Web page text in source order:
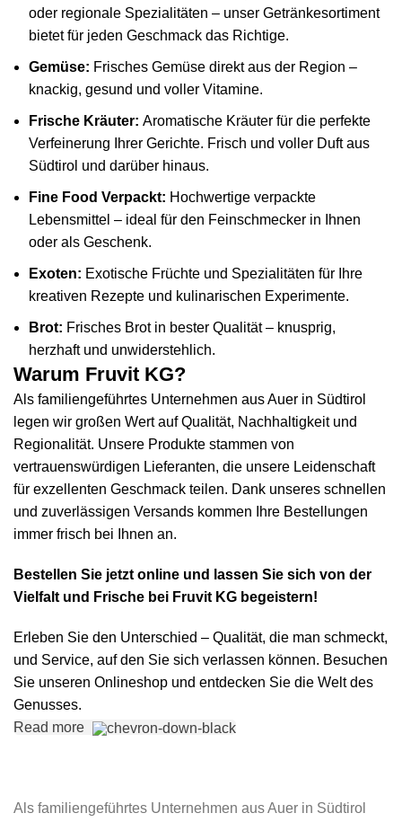
oder regionale Spezialitäten – unser Getränkesortiment
bietet für jeden Geschmack das Richtige.
Gemüse: Frisches Gemüse direkt aus der Region –
knackig, gesund und voller Vitamine.
Frische Kräuter: Aromatische Kräuter für die perfekte
Verfeinerung Ihrer Gerichte. Frisch und voller Duft aus
Südtirol und darüber hinaus.
Fine Food Verpackt: Hochwertige verpackte
Lebensmittel – ideal für den Feinschmecker in Ihnen
oder als Geschenk.
Exoten: Exotische Früchte und Spezialitäten für Ihre
kreativen Rezepte und kulinarischen Experimente.
Brot: Frisches Brot in bester Qualität – knusprig,
herzhaft und unwiderstehlich.
Warum Fruvit KG?
Als familiengeführtes Unternehmen aus Auer in Südtirol
legen wir großen Wert auf Qualität, Nachhaltigkeit und
Regionalität. Unsere Produkte stammen von
vertrauenswürdigen Lieferanten, die unsere Leidenschaft
für exzellenten Geschmack teilen. Dank unseres schnellen
und zuverlässigen Versands kommen Ihre Bestellungen
immer frisch bei Ihnen an.
Bestellen Sie jetzt online und lassen Sie sich von der
Vielfalt und Frische bei Fruvit KG begeistern!
Erleben Sie den Unterschied – Qualität, die man schmeckt,
und Service, auf den Sie sich verlassen können. Besuchen
Sie unseren Onlineshop und entdecken Sie die Welt des
Genusses.
Read more
Als familiengeführtes Unternehmen aus Auer in Südtirol